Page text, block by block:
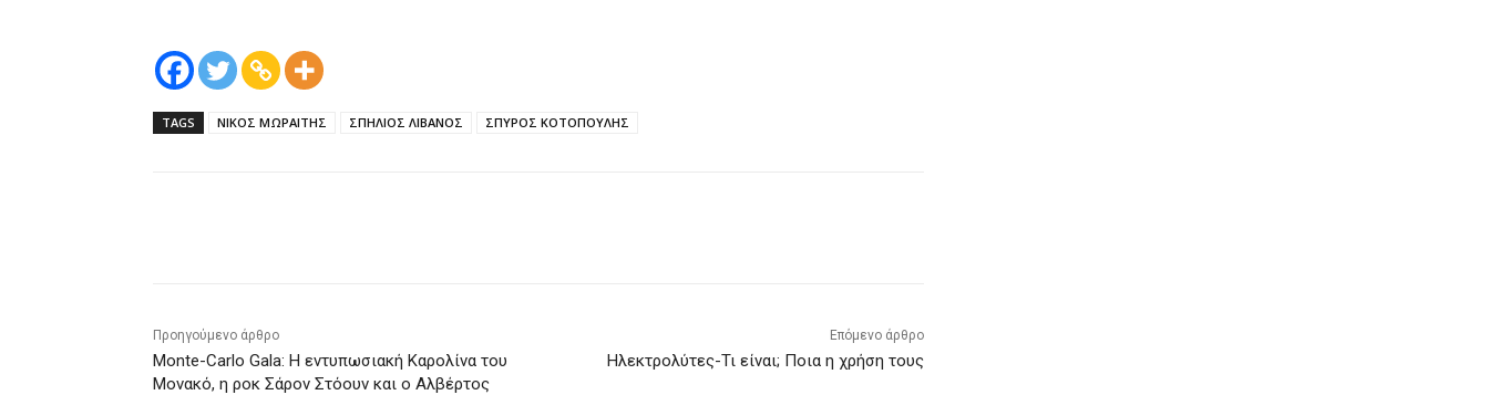
TAGS ΝΙΚΟΣ ΜΩΡΑΙΤΗΣ ΣΠΗΛΙΟΣ ΛΙΒΑΝΟΣ ΣΠΥΡΟΣ ΚΟΤΟΠΟΥΛΗΣ
Προηγούμενο άρθρο
Monte-Carlo Gala: Η εντυπωσιακή Καρολίνα του
Μονακό, η ροκ Σάρον Στόουν και ο Αλβέρτος
Επόμενο άρθρο
Ηλεκτρολύτες-Τι είναι; Ποια η χρήση τους